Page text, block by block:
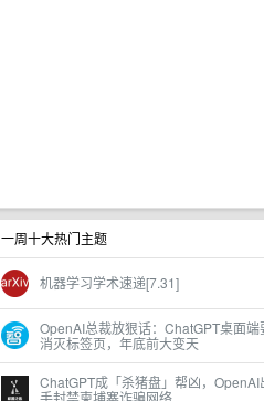
一周十大热门主题
机器学习学术速递[7.31]
OpenAI总裁放狠话：ChatGPT桌面端
消灭标签页，年底前大变天
ChatGPT成「杀猪盘」帮凶，OpenAI
手封禁柬埔寨诈骗网络